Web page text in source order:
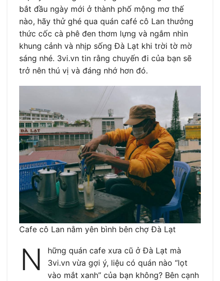
bắt đầu ngày mới ở thành phố mộng mơ thế
nào, hãy thử ghé qua quán café cô Lan thưởng
thức cốc cà phê đen thơm lựng và ngắm nhìn
khung cảnh và nhịp sống Đà Lạt khi trời tờ mờ
sáng nhé. 3vi.vn tin rằng chuyến đi của bạn sẽ
trở nên thú vị và đáng nhớ hơn đó.
Cafe cô Lan nằm yên bình bên chợ Đà Lạt
N
hững quán cafe xưa cũ ở Đà Lạt mà
3vi.vn vừa gợi ý, liệu có quán nào “lọt
vào mắt xanh” của bạn không? Bên cạnh